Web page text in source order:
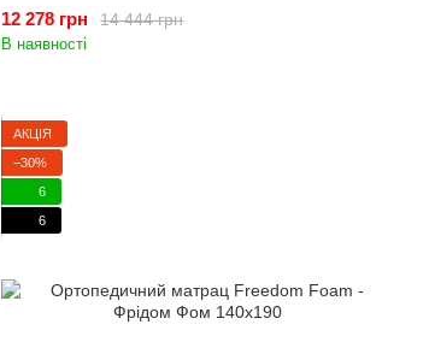
14 444 грн
12 278 грн
В наявності
АКЦІЯ
−30%
6
6